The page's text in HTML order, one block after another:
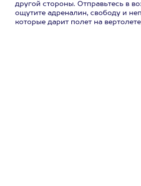
другой стороны. Отправьтесь в
ощутите адреналин, свободу и
которые дарит полет на